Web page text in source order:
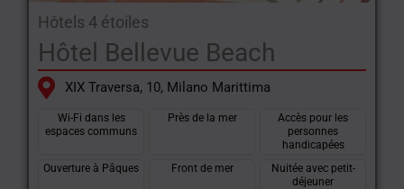
Hôtels 4 étoiles
Hôtel Bellevue Beach
XIX Traversa, 10, Milano Marittima
Wi-Fi dans les
espaces communs
Près de la mer
Accès pour les
personnes
handicapées
Ouverture à Pâques
Front de mer
Nuitée avec petit-
déjeuner